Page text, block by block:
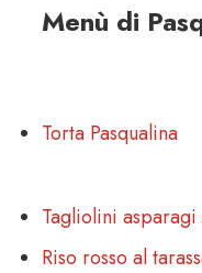
Menù di
Torta Pasqualina
Tagliolini
Riso rosso al